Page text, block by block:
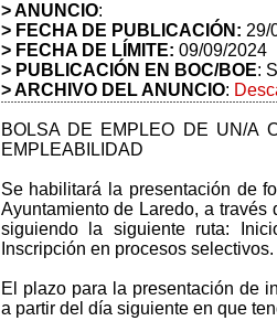
> ANUNCIO:
> FECHA DE PUBLICACIÓN: 29/
> FECHA DE LÍMITE: 09/09/2024
> PUBLICACIÓN EN BOC/BOE:
> ARCHIVO DEL ANUNCIO:
BOLSA DE EMPLEO DE UN/A
EMPLEABILIDAD
Se habilitará la presentación de
Ayuntamiento de Laredo, a
siguiendo la siguiente ruta:
Inscripción en procesos selectivos.
El plazo para la presentación de
a partir del día siguiente en que